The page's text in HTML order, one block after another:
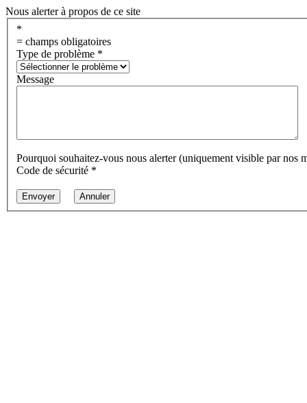
Nous alerter à propos de ce site
*
= champs obligatoires
Type de problème *
Message
Pourquoi souhaitez-vous nous alerter (uniquement visible par nos
Code de sécurité *